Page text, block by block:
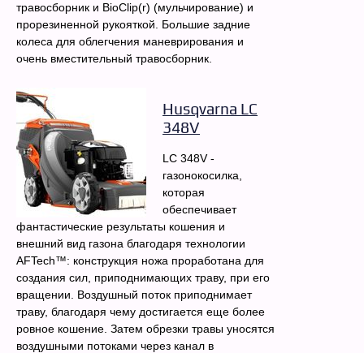
травосборник и BioClip(r) (мульчирование) и
прорезиненной рукояткой. Большие задние
колеса для облегчения маневрирования и
очень вместительный травосборник.
Husqvarna LC
348V
LC 348V -
газонокосилка,
которая
обеспечивает
фантастические результаты кошения и
внешний вид газона благодаря технологии
AFTech™: конструкция ножа проработана для
создания сил, приподнимающих траву, при его
вращении. Воздушный поток приподнимает
траву, благодаря чему достигается еще более
ровное кошение. Затем обрезки травы уносятся
воздушными потоками через канал в